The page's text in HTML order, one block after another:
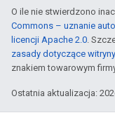
O ile nie stwierdzono
Commons – uznanie
licencji Apache 2.0.
zasady dotyczące
znakiem towarowym
Ostatnia aktualizacja: